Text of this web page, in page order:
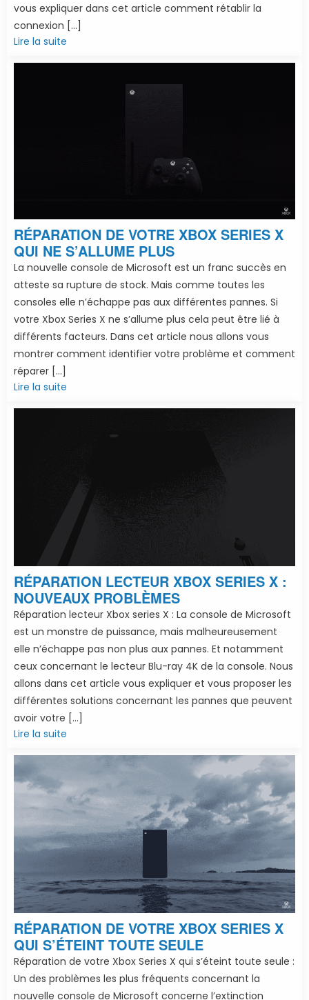
vous expliquer dans cet article comment rétablir la
connexion […]
Lire la suite
RÉPARATION DE VOTRE XBOX SERIES X
QUI NE S’ALLUME PLUS
La nouvelle console de Microsoft est un franc succès en
atteste sa rupture de stock. Mais comme toutes les
consoles elle n’échappe pas aux différentes pannes. Si
votre Xbox Series X ne s’allume plus cela peut être lié à
différents facteurs. Dans cet article nous allons vous
montrer comment identifier votre problème et comment
réparer […]
Lire la suite
RÉPARATION LECTEUR XBOX SERIES X :
NOUVEAUX PROBLÈMES
Réparation lecteur Xbox series X : La console de Microsoft
est un monstre de puissance, mais malheureusement
elle n’échappe pas non plus aux pannes. Et notamment
ceux concernant le lecteur Blu-ray 4K de la console. Nous
allons dans cet article vous expliquer et vous proposer les
différentes solutions concernant les pannes que peuvent
avoir votre […]
Lire la suite
RÉPARATION DE VOTRE XBOX SERIES X
QUI S’ÉTEINT TOUTE SEULE
Réparation de votre Xbox Series X qui s’éteint toute seule :
Un des problèmes les plus fréquents concernant la
nouvelle console de Microsoft concerne l’extinction